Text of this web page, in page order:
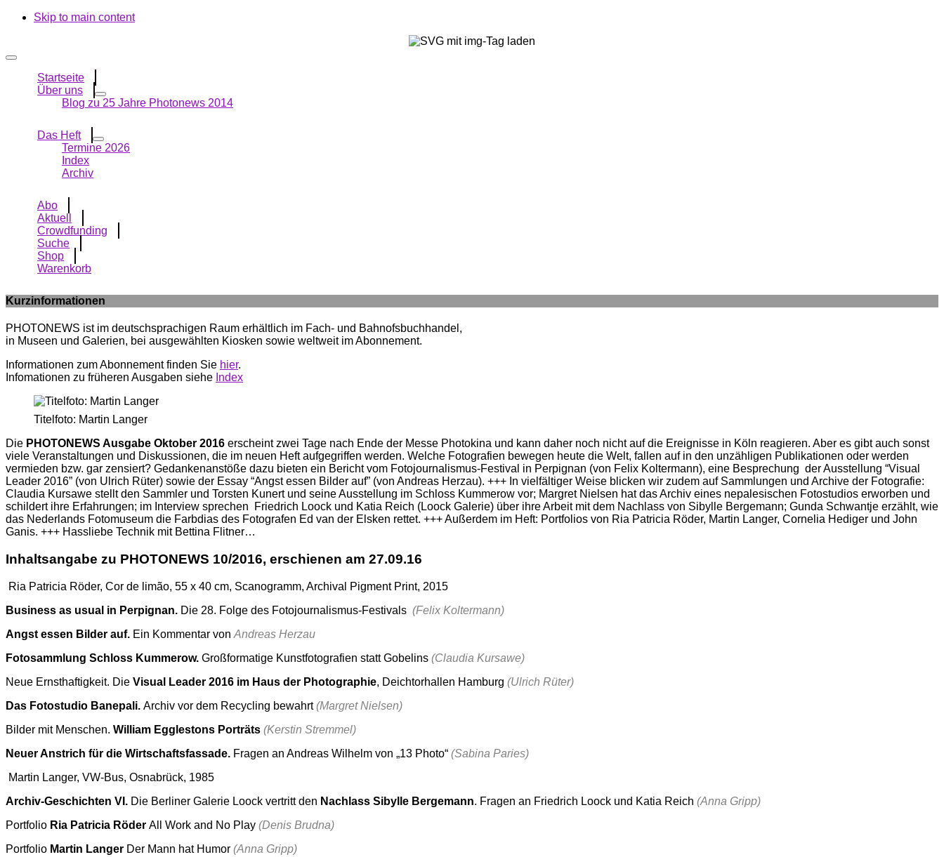
Skip to main content
Startseite
Über uns
Blog zu 25 Jahre Photonews 2014
Das Heft
Termine 2026
Index
Archiv
Abo
Aktuell
Crowdfunding
Suche
Shop
Warenkorb
Kurzinformationen
PHOTONEWS ist im deutschsprachigen Raum erhältlich im Fach- und Bahnofsbuchhandel,
in Museen und Galerien, bei ausgewählten Kiosken sowie weltweit im Abonnement.
Informationen zum Abonnement finden Sie hier.
Infomationen zu früheren Ausgaben siehe Index
Titelfoto: Martin Langer
Die PHOTONEWS Ausgabe Oktober 2016 erscheint zwei Tage nach Ende der Messe Photokina und kann daher noch nicht auf die Ereignisse in Köln reagieren. Aber es gibt auch sonst
viele Veranstaltungen und Diskussionen, die im neuen Heft aufgegriffen werden. Welche Fotografien bewegen heute die Welt, fallen auf in den unzähligen Publikationen oder werden
vermieden bzw. gar zensiert? Gedankenanstöße dazu bieten ein Bericht vom Fotojournalismus-Festival in Perpignan (von Felix Koltermann), eine Besprechung der Ausstellung “Visual
Leader 2016” (von Ulrich Rüter) sowie der Essay “Angst essen Bilder auf” (von Andreas Herzau). +++ In vielfältiger Weise blicken wir zudem auf Sammlungen und Archive der Fotografie:
Claudia Kursawe stellt den Sammler und Torsten Kunert und seine Ausstellung im Schloss Kummerow vor; Margret Nielsen hat das Archiv eines nepalesischen Fotostudios erworben und
schildert ihre Erfahrungen; im Interview sprechen Friedrich Loock und Katia Reich (Loock Galerie) über ihre Arbeit mit dem Nachlass von Sibylle Bergemann; Gunda Schwantje erzählt, wie
das Nederlands Fotomuseum die Farbdias des Fotografen Ed van der Elsken rettet. +++ Außerdem im Heft: Portfolios von Ria Patricia Röder, Martin Langer, Cornelia Hediger und John
Ganis. +++ Hassliebe Technik mit Bettina Flitner…
Inhaltsangabe zu PHOTONEWS 10/2016, erschienen am 27.09.16
Ria Patricia Röder, Cor de limão, 55 x 40 cm, Scanogramm, Archival Pigment Print, 2015
Business as usual in Perpignan. Die 28. Folge des Fotojournalismus-Festivals (Felix Koltermann)
Angst essen Bilder auf. Ein Kommentar von Andreas Herzau
Fotosammlung Schloss Kummerow. Großformatige Kunstfotografien statt Gobelins (Claudia Kursawe)
Neue Ernsthaftigkeit. Die Visual Leader 2016 im Haus der Photographie, Deichtorhallen Hamburg (Ulrich Rüter)
Das Fotostudio Banepali. Archiv vor dem Recycling bewahrt(Margret Nielsen)
Bilder mit Menschen. William Egglestons Porträts (Kerstin Stremmel)
Neuer Anstrich für die Wirtschaftsfassade. Fragen an Andreas Wilhelm von „13 Photo“ (Sabina Paries)
Martin Langer, VW-Bus, Osnabrück, 1985
Archiv-Geschichten VI. Die Berliner Galerie Loock vertritt den Nachlass Sibylle Bergemann. Fragen an Friedrich Loock und Katia Reich (Anna Gripp)
Portfolio Ria Patricia Röder All Work and No Play (Denis Brudna)
Portfolio Martin Langer Der Mann hat Humor (Anna Gripp)